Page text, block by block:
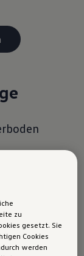
äußeren
zu
gesetzt. Sie
Cookies
werden